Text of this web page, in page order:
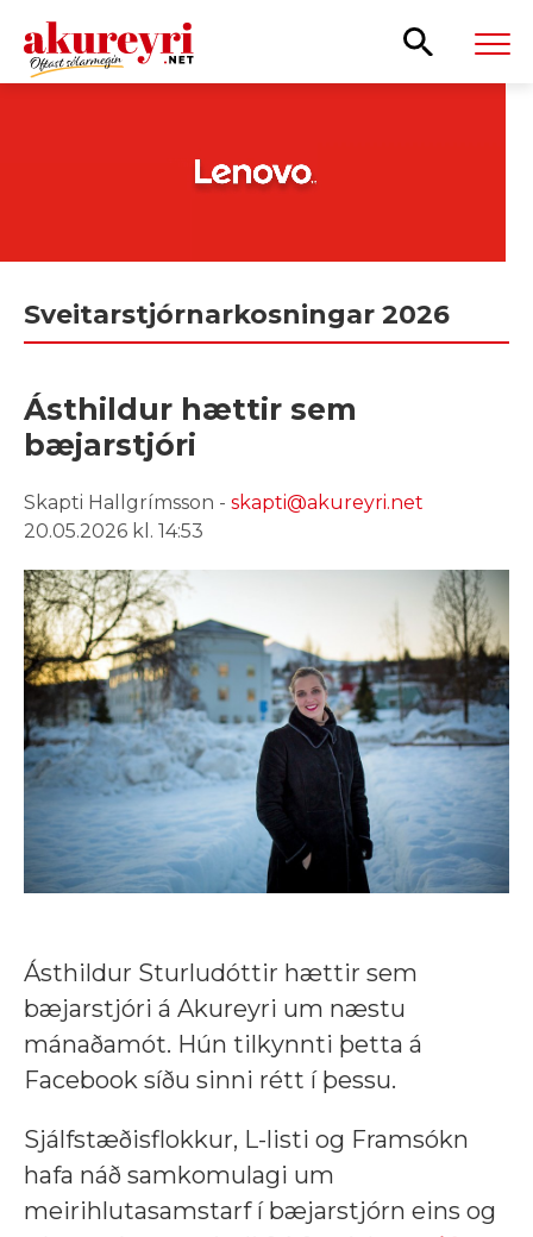
Sveitarstjórnarkosningar 2026
Ásthildur hættir sem
bæjarstjóri
Skapti Hallgrímsson - skapti@akureyri.net
20.05.2026 kl. 14:53
Ásthildur Sturludóttir hættir sem
bæjarstjóri á Akureyri um næstu
mánaðamót. Hún tilkynnti þetta á
Facebook síðu sinni rétt í þessu.
Sjálfstæðisflokkur, L-listi og Framsókn
hafa náð samkomulagi um
meirihlutasamstarf í bæjarstjórn eins og